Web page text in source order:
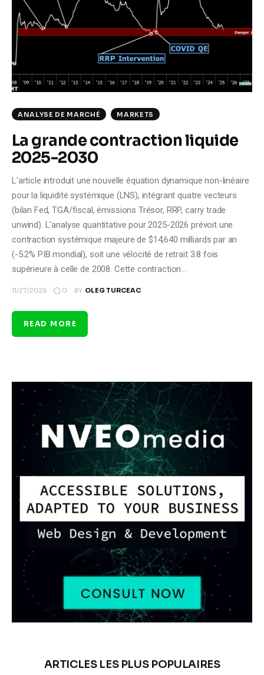
Climate
Markets
ANALYSE DE MARCHÉ MARKETS
La grande contraction liquide
2025-2030
L'article introduit une nouvelle équation dynamique non-linéaire
pour la liquidité systémique (LNS), intégrant quatre vecteurs
(bilan Fed, TGA/fiscal, émissions Trésor, RRP, carry trade
unwind). L'analyse quantitative pour 2025-2026 prévoit une
contraction systémique majeure de $14,640 milliards par an
(-5.2% PIB mondial), soit une vélocité de retrait 3.8 fois
supérieure à celle de 2008. Cette contraction…
11/27/2025 0 BY OLEG TURCEAC
READ MORE
ARTICLES LES PLUS POPULAIRES